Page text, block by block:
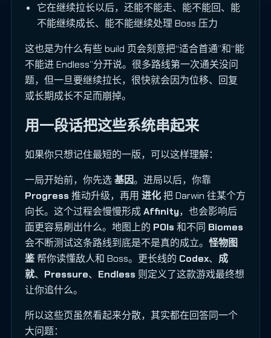
它在继续拉长以后，还能不能走、能不能回、能
不能继续成长、能不能继续处理 Boss 压力
这也是为什么有些 build 页会刻意把“适合首通”和“能
不能进 Endless”分开说。很多路线第一次通关没问
题，但一旦要继续拉长，很快就会因为位移、回复
或长期成长不足而崩掉。
用一段话把这些系统串起来
如果你只想记住最短的一版，可以这样理解：
一局开始前，你先选基因。进局以后，你靠
Progress 推动升级，再用 进化把 Darwin 往某个方
向长。这个过程会慢慢形成Affinity，也会影响后
面更容易刷出什么。地图上的 POIs 和不同 Biomes
会不断测试这条路线到底是不是真的成立。 怪物图
鉴帮你读懂敌人和 Boss。更长线的 Codex、 成
就、 Pressure、 Endless 则定义了这款游戏最终想
让你追什么。
所以这些页虽然看起来分散，其实都在回答同一个
大问题：